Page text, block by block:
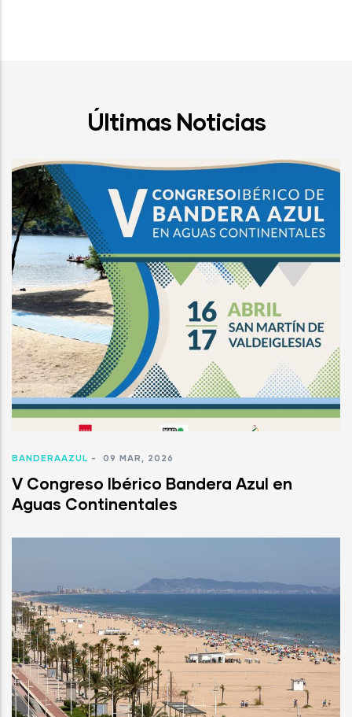
Últimas Noticias
BANDERAAZUL - 09 MAR, 2026
V Congreso Ibérico Bandera Azul en
Aguas Continentales